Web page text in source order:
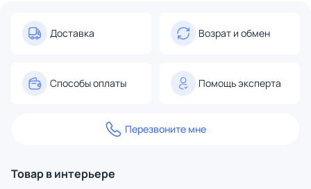
Доставка Возрат и обмен
Способы оплаты Помощь эксперта
Перезвоните мне
Товар в интерьере